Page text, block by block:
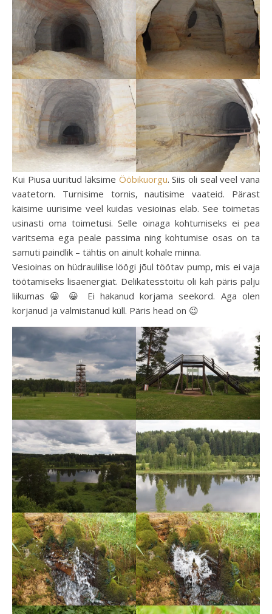
Kui Piusa uuritud läksime Ööbikuorgu. Siis oli seal veel vana
vaatetorn. Turnisime tornis, nautisime vaateid. Pärast
käisime uurisime veel kuidas vesioinas elab. See toimetas
usinasti oma toimetusi. Selle oinaga kohtumiseks ei pea
varitsema ega peale passima ning kohtumise osas on ta
samuti paindlik – tähtis on ainult kohale minna.
Vesioinas on hüdraulilise löögi jõul töötav pump, mis ei vaja
töötamiseks lisaenergiat. Delikatesstoitu oli kah päris palju
liikumas 😀 😀 Ei hakanud korjama seekord. Aga olen
korjanud ja valmistanud küll. Päris head on 😉